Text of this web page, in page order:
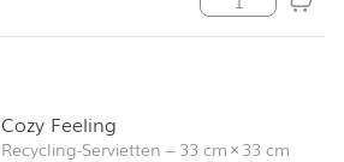
Cozy Feeling
Recycling-Servietten –33 cm×33 cm